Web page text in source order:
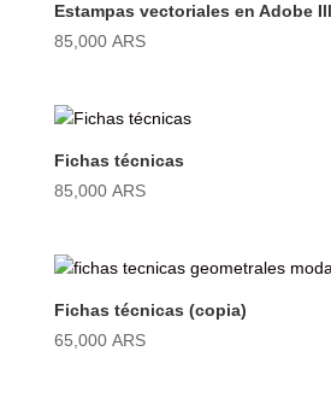
Estampas vectoriales en Adobe
85,000 ARS
Fichas técnicas
85,000 ARS
Fichas técnicas (copia)
65,000 ARS